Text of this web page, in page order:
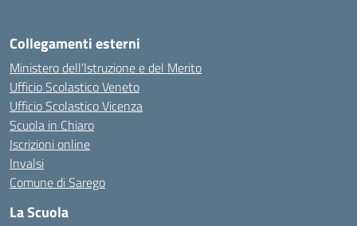
Collegamenti esterni
Ministero dell’Istruzione e del Merito
Ufficio Scolastico Veneto
Ufficio Scolastico Vicenza
Scuola in Chiaro
Iscrizioni online
Invalsi
Comune di Sarego
La Scuola